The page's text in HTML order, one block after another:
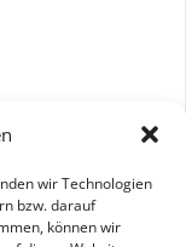
wir Technologien
bzw. darauf
können wir